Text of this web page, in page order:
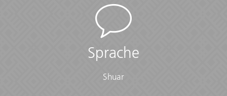
Sprache
Shuar